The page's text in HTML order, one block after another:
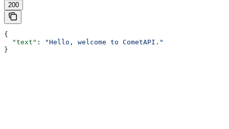
200
{
  "text"
:
"Hello, welcome to CometAPI."
}